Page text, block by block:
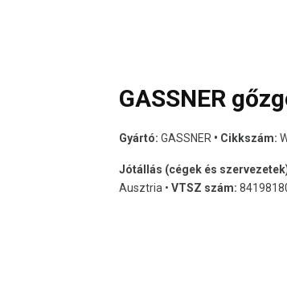
GASSNER
Gyártó: GASSNER • Cikkszám:
Jótállás (cégek és
Ausztria • VTSZ szám: